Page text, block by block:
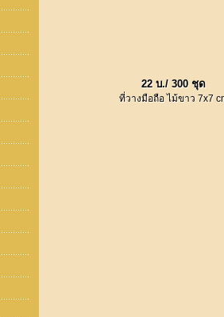
22 บ./ 300 ชุด
ที่วางมือถือ ไม้ขาว 7x7